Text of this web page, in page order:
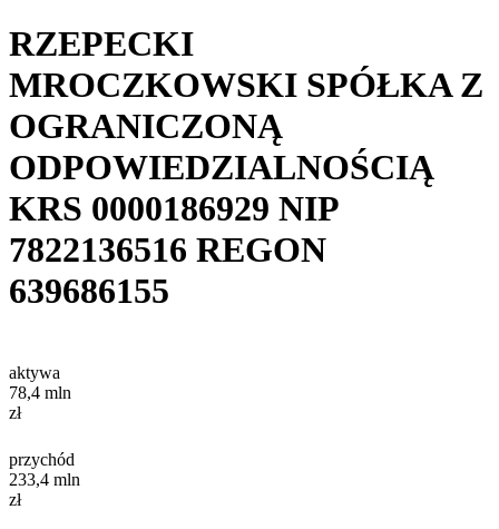
RZEPECKI
MROCZKOWSKI SPÓŁKA Z
OGRANICZONĄ
ODPOWIEDZIALNOŚCIĄ
KRS 0000186929 NIP
7822136516 REGON
639686155
aktywa
78,4 mln
zł
przychód
233,4 mln
zł